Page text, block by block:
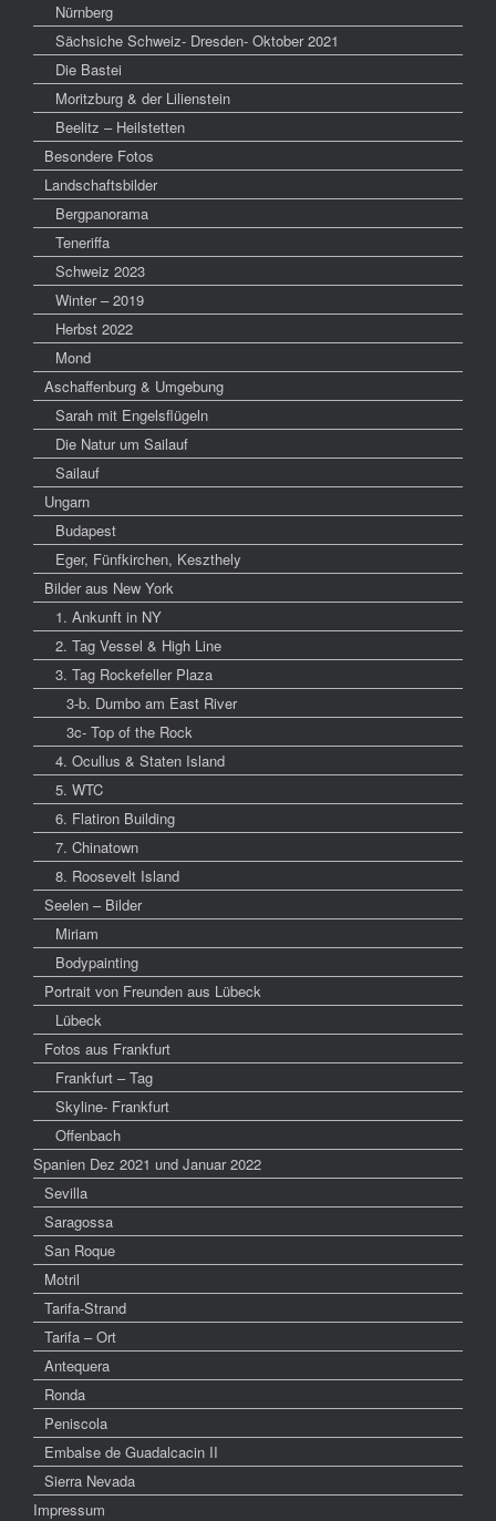
Nürnberg
Sächsiche Schweiz- Dresden- Oktober 2021
Die Bastei
Moritzburg & der Lilienstein
Beelitz – Heilstetten
Besondere Fotos
Landschaftsbilder
Bergpanorama
Teneriffa
Schweiz 2023
Winter – 2019
Herbst 2022
Mond
Aschaffenburg & Umgebung
Sarah mit Engelsflügeln
Die Natur um Sailauf
Sailauf
Ungarn
Budapest
Eger, Fünfkirchen, Keszthely
Bilder aus New York
1. Ankunft in NY
2. Tag Vessel & High Line
3. Tag Rockefeller Plaza
3-b. Dumbo am East River
3c- Top of the Rock
4. Ocullus & Staten Island
5. WTC
6. Flatiron Building
7. Chinatown
8. Roosevelt Island
Seelen – Bilder
Miriam
Bodypainting
Portrait von Freunden aus Lübeck
Lübeck
Fotos aus Frankfurt
Frankfurt – Tag
Skyline- Frankfurt
Offenbach
Spanien Dez 2021 und Januar 2022
Sevilla
Saragossa
San Roque
Motril
Tarifa-Strand
Tarifa – Ort
Antequera
Ronda
Peniscola
Embalse de Guadalcacin II
Sierra Nevada
Impressum